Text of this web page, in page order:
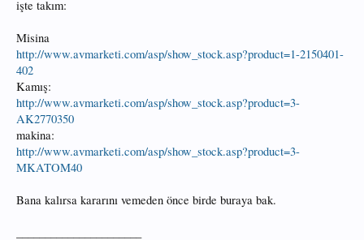
işte takım:
Misina
http://www.avmarketi.com/asp/show_stock.asp?product=1-2150401-
402
Kamış:
http://www.avmarketi.com/asp/show_stock.asp?product=3-
AK2770350
makina:
http://www.avmarketi.com/asp/show_stock.asp?product=3-
MKATOM40
Bana kalırsa kararını vemeden önce birde buraya bak.